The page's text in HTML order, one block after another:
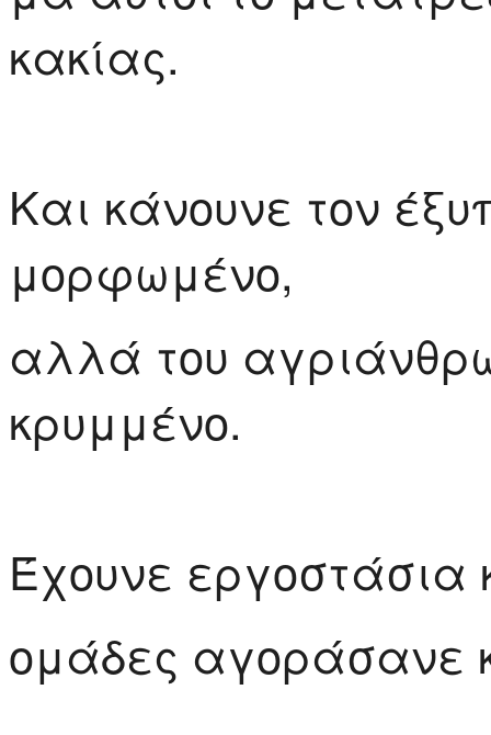
κακίας.
Και κάνουνε τον
μορφωμένο,
αλλά του
κρυμμένο.
Έχουνε εργοστάσια
ομάδες αγοράσανε